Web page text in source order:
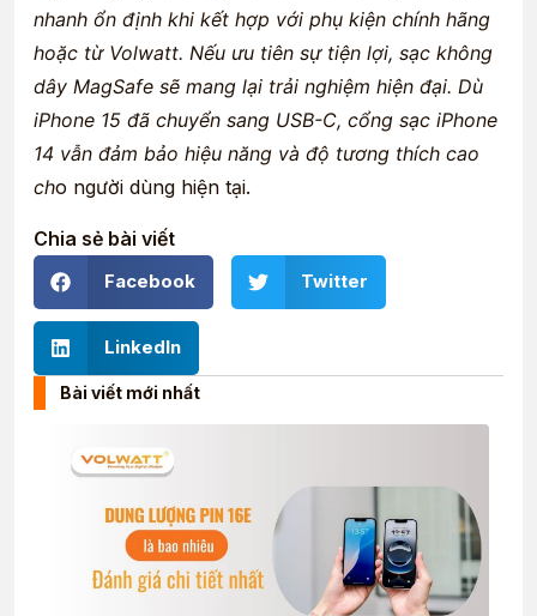
nhanh ổn định khi kết hợp với phụ kiện chính hãng
hoặc từ Volwatt. Nếu ưu tiên sự tiện lợi, sạc không
dây MagSafe sẽ mang lại trải nghiệm hiện đại. Dù
iPhone 15 đã chuyển sang USB-C, cổng sạc iPhone
14 vẫn đảm bảo hiệu năng và độ tương thích cao
cho người dùng hiện tại.
Chia sẻ bài viết
Facebook Twitter
LinkedIn
Bài viết mới nhất